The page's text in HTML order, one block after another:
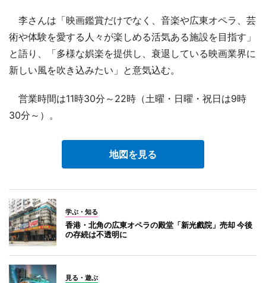
李さんは「映画鑑賞だけでなく、音楽や広東オペラ、芸
術や体験を愛する人々が楽しめる活気ある施設を目指す」
と語り、「多様な娯楽を提供し、衰退している映画業界に
新しい風を吹き込みたい」と意気込む。
営業時間は11時30分～22時（土曜・日曜・祝日は9時
30分～）。
地図を見る
学ぶ・知る
香港・北角の広東オペラの殿堂「新光戲院」売却 今後
の存続は不透明に
見る・遊ぶ